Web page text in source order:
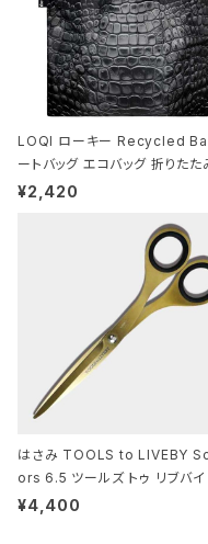
LOQI ローキー Recycled
ートバッグ エコバッグ 折りたた
きめ 撥水加工 収納ポーチ
¥2,420
はさみ TOOLS to LIVEBY
ors 6.5 ツールズ トゥ リブバ
010 シザーズ 6.5 ゴールド
¥4,400